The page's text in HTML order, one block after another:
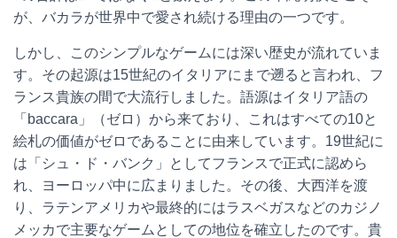
が、バカラが世界中で愛され続ける理由の一つです。
しかし、このシンプルなゲームには深い歴史が流れていま
す。その起源は15世紀のイタリアにまで遡ると言われ、フ
ランス貴族の間で大流行しました。語源はイタリア語の
「baccara」（ゼロ）から来ており、これはすべての10と
絵札の価値がゼロであることに由来しています。19世紀に
は「シュ・ド・バンク」としてフランスで正式に認めら
れ、ヨーロッパ中に広まりました。その後、大西洋を渡
り、ラテンアメリカや最終的にはラスベガスなどのカジノ
メッカで主要なゲームとしての地位を確立したのです。貴